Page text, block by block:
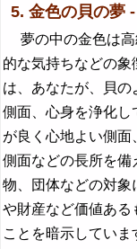
5. 金色の貝の夢
夢の中の金色は高
的な気持ちなどの
は、あなたが、貝の
側面、心身を浄化し
が良く心地よい側
側面などの長所を備
物、団体などの対象
や財産など価値ある
ことを暗示していま